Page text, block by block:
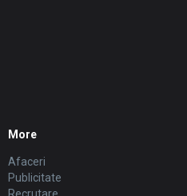
More
Afaceri
Publicitate